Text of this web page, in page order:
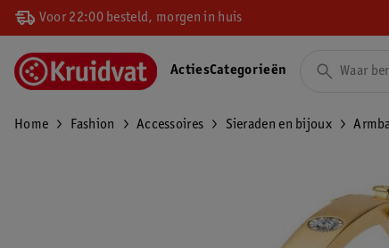
Voor 22:00 besteld, morgen in huis
ActiesCategorieën
Home Fashion Accessoires Sieraden en bijoux